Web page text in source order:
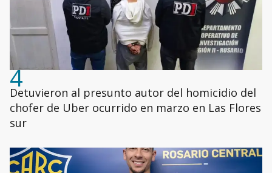
4
Detuvieron al presunto autor del homicidio del
chofer de Uber ocurrido en marzo en Las Flores
sur